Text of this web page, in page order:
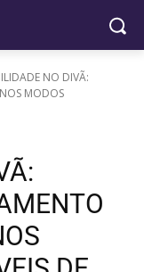
NO DIVÃ:
MODOS